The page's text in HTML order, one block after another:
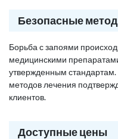
Безопасные
Борьба с запоями
медицинскими
утвержденным
методов лечения
клиентов.
Доступные цены